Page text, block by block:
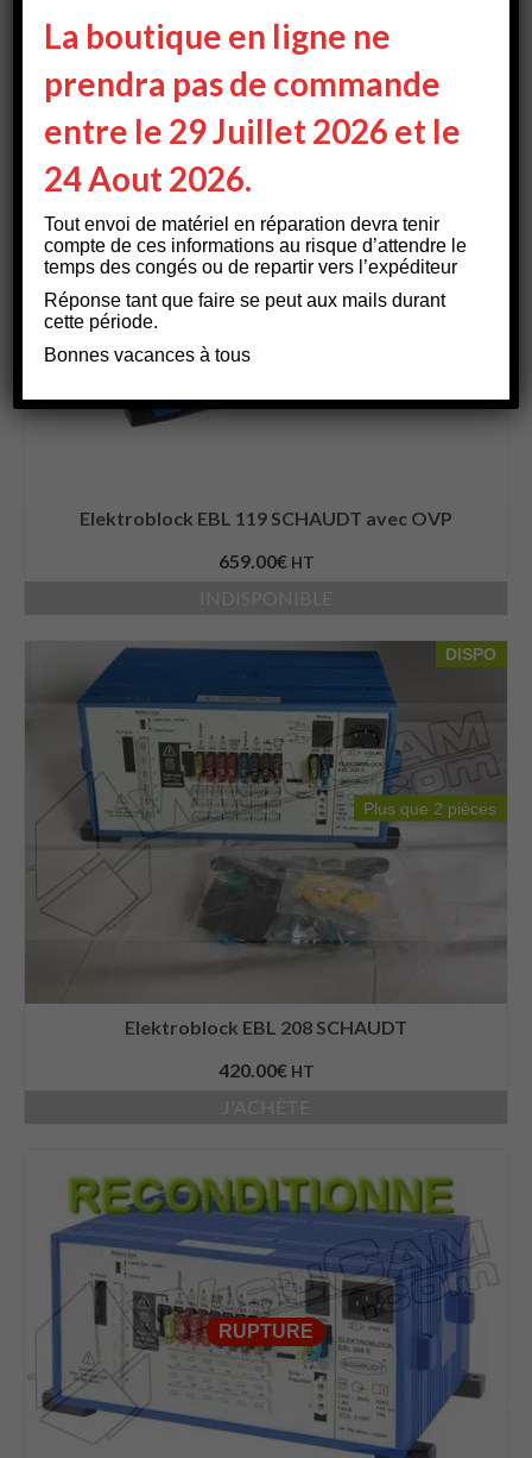
RUPTURE
Elektroblock EBL 119 SCHAUDT avec OVP
659.00€ HT
Plus que 2 pièces
DISPO
Elektroblock EBL 208 SCHAUDT
420.00€ HT
RUPTURE
La boutique en ligne ne
prendra pas de commande
entre le 29 Juillet 2026 et le
24 Aout 2026.
Tout envoi de matériel en réparation devra tenir
compte de ces informations au risque d’attendre le
temps des congés ou de repartir vers l’expéditeur
Réponse tant que faire se peut aux mails durant
cette période.
Bonnes vacances à tous